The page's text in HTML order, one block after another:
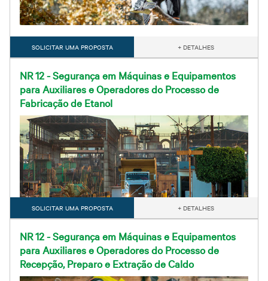
SOLICITAR UMA PROPOSTA + DETALHES
NR 12 - Segurança em Máquinas e Equipamentos
para Auxiliares e Operadores do Processo de
Fabricação de Etanol
SOLICITAR UMA PROPOSTA + DETALHES
NR 12 - Segurança em Máquinas e Equipamentos
para Auxiliares e Operadores do Processo de
Recepção, Preparo e Extração de Caldo